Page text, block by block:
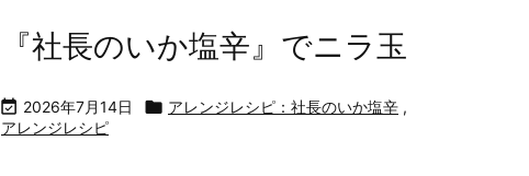
『社長のいか塩辛』でニラ玉
 2026年7月14日  アレンジレシピ：社長のいか塩辛 ,
アレンジレシピ